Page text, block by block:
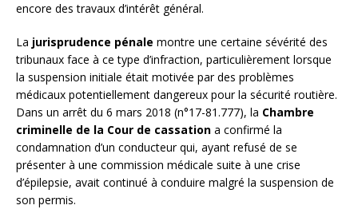
encore des travaux d’intérêt général.
La jurisprudence pénale montre une certaine sévérité des
tribunaux face à ce type d’infraction, particulièrement lorsque
la suspension initiale était motivée par des problèmes
médicaux potentiellement dangereux pour la sécurité routière.
Dans un arrêt du 6 mars 2018 (n°17-81.777), la Chambre
criminelle de la Cour de cassation a confirmé la
condamnation d’un conducteur qui, ayant refusé de se
présenter à une commission médicale suite à une crise
d’épilepsie, avait continué à conduire malgré la suspension de
son permis.